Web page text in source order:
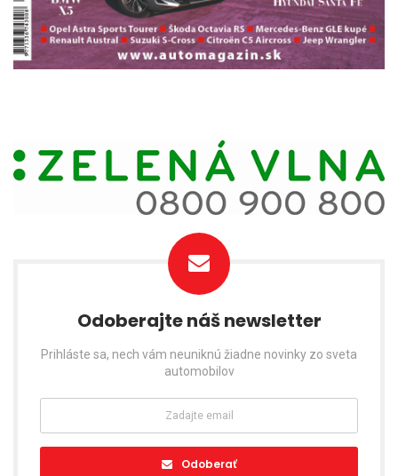
Odoberajte náš newsletter
Prihláste sa, nech vám neuniknú žiadne novinky zo sveta
automobilov
Odoberať